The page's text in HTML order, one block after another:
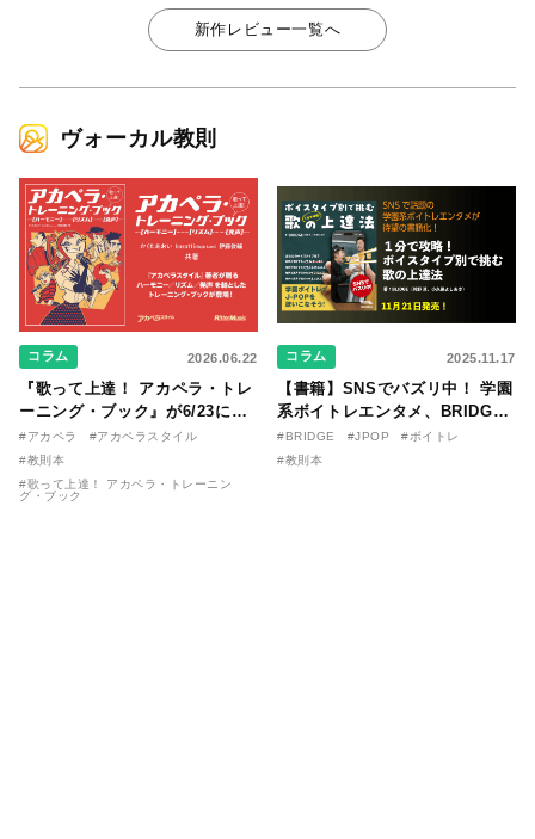
新作レビュー一覧へ
ヴォーカル教則
コラム 2026.06.22
『歌って上達！ アカペラ・トレ
ーニング・ブック』が6/23に発
売！ 課題曲音源・音取り用アプ
リを公開。
#アカペラ
#アカペラスタイル
#教則本
#歌って上達！ アカペラ・トレーニン
グ・ブック
コラム 2025.11.17
【書籍】SNSでバズリ中！ 学園
系ボイトレエンタメ、BRIDGE
が届ける教則本『１分で攻略！
ボイスタイプ別で挑む歌の上達
#BRIDGE #JPOP
#ボイトレ
#教則本